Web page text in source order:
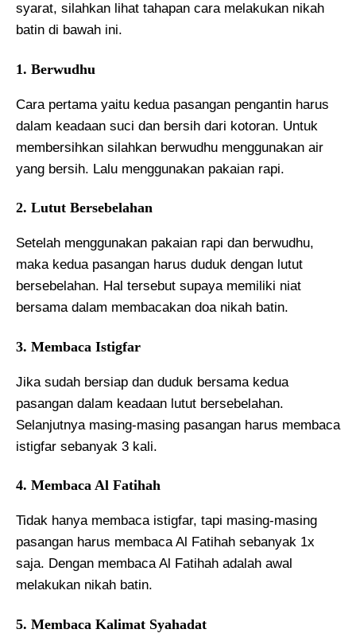
syarat, silahkan lihat tahapan cara melakukan nikah
batin di bawah ini.
1. Berwudhu
Cara pertama yaitu kedua pasangan pengantin harus
dalam keadaan suci dan bersih dari kotoran. Untuk
membersihkan silahkan berwudhu menggunakan air
yang bersih. Lalu menggunakan pakaian rapi.
2. Lutut Bersebelahan
Setelah menggunakan pakaian rapi dan berwudhu,
maka kedua pasangan harus duduk dengan lutut
bersebelahan. Hal tersebut supaya memiliki niat
bersama dalam membacakan doa nikah batin.
3. Membaca Istigfar
Jika sudah bersiap dan duduk bersama kedua
pasangan dalam keadaan lutut bersebelahan.
Selanjutnya masing-masing pasangan harus membaca
istigfar sebanyak 3 kali.
4. Membaca Al Fatihah
Tidak hanya membaca istigfar, tapi masing-masing
pasangan harus membaca Al Fatihah sebanyak 1x
saja. Dengan membaca Al Fatihah adalah awal
melakukan nikah batin.
5. Membaca Kalimat Syahadat